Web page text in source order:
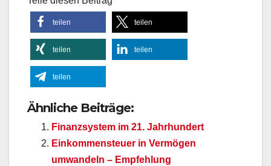
teilen teilen
teilen teilen
teilen
Ähnliche Beiträge:
Finanzsystem im 21. Jahrhundert
Einkommensteuer in Vermögen
umwandeln – Empfehlung